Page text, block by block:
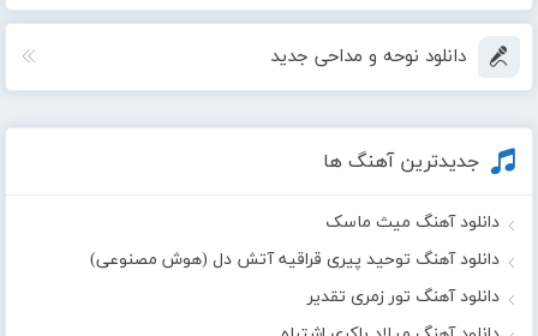
دانلود نوحه و مداحی جدید
جدیدترین آهنگ ها
دانلود آهنگ میث ماسک
دانلود آهنگ توحید پیری قراقیه آتش دل (هوش مصنوعی)
دانلود آهنگ تور زمری تقدیر